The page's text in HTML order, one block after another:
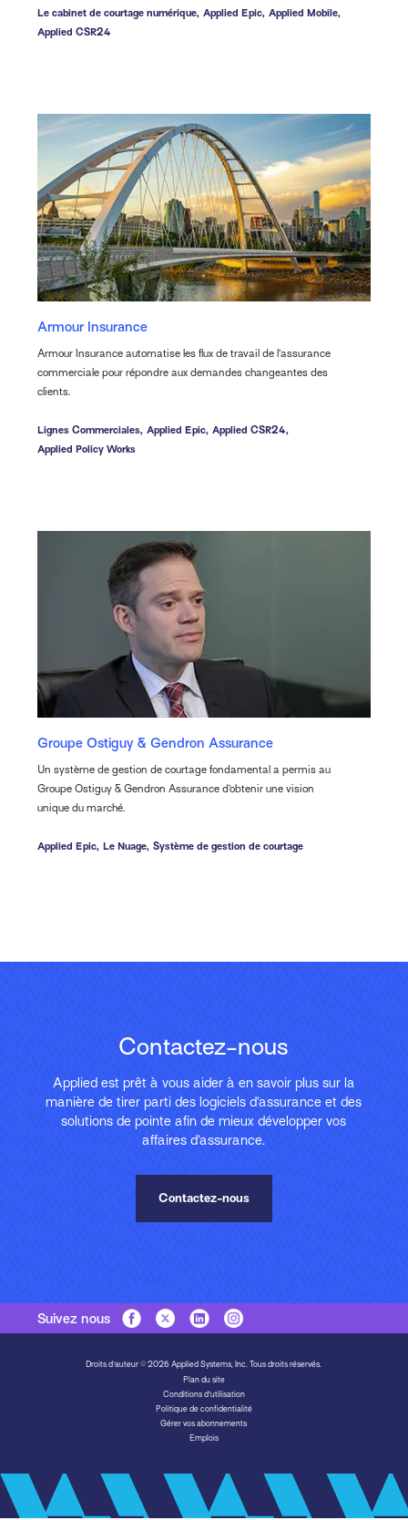
Le cabinet de courtage numérique, Applied Epic, Applied Mobile,
Applied CSR24
Armour Insurance
Armour Insurance automatise les flux de travail de l’assurance
commerciale pour répondre aux demandes changeantes des
clients.
Lignes Commerciales, Applied Epic, Applied CSR24,
Applied Policy Works
Groupe Ostiguy & Gendron Assurance
Un système de gestion de courtage fondamental a permis au
Groupe Ostiguy & Gendron Assurance d’obtenir une vision
unique du marché.
Applied Epic, Le Nuage, Système de gestion de courtage
Contactez-nous
Applied est prêt à vous aider à en savoir plus sur la
manière de tirer parti des logiciels d’assurance et des
solutions de pointe afin de mieux développer vos
affaires d’assurance.
Contactez-nous
Suivez nous
Droits d'auteur © 2026 Applied Systems, Inc. Tous droits réservés.
Plan du site
Conditions d’utilisation
Politique de confidentialité
Gérer vos abonnements
Emplois